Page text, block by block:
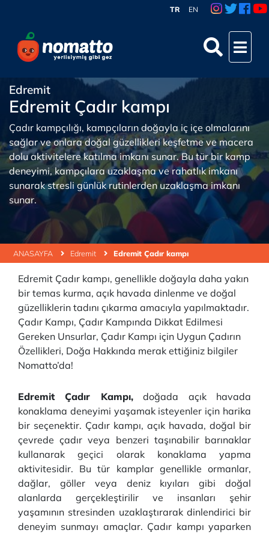
TR EN
ANASAYFA Edremit Edremit Çadır kampı
Edremit
Edremit Çadır kampı
Çadır kampçılığı, kampçıların doğayla iç içe olmalarını
sağlar ve onlara doğal güzellikleri keşfetme ve macera
dolu aktivitelere katılma imkanı sunar. Bu tür bir kamp
deneyimi, kampçılara uzaklaşma ve rahatlık imkanı
sunarak stresli günlük rutinlerden uzaklaşma imkanı
sunar.
Edremit Çadır kampı, genellikle doğayla daha yakın
bir temas kurma, açık havada dinlenme ve doğal
güzelliklerin tadını çıkarma amacıyla yapılmaktadır.
Çadır Kampı, Çadır Kampında Dikkat Edilmesi
Gereken Unsurlar, Çadır Kampı için Uygun Çadırın
Özellikleri, Doğa Hakkında merak ettiğiniz bilgiler
Nomatto’da!
Edremit Çadır Kampı,doğada açık havada
konaklama deneyimi yaşamak isteyenler için harika
bir seçenektir. Çadır kampı, açık havada, doğal bir
çevrede çadır veya benzeri taşınabilir barınaklar
kullanarak geçici olarak konaklama yapma
aktivitesidir. Bu tür kamplar genellikle ormanlar,
dağlar, göller veya deniz kıyıları gibi doğal
alanlarda gerçekleştirilir ve insanları şehir
yaşamının stresinden uzaklaştırarak dinlendirici bir
deneyim sunmayı amaçlar. Çadır kampı yaparken